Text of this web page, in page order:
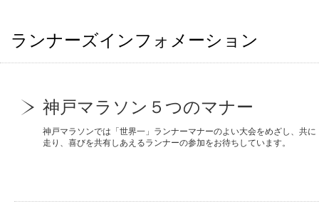
ランナーズインフォメーション
神戸マラソン５つのマナー
神戸マラソンでは「世界一」ランナーマナーのよい大会をめざし、共に
走り、喜びを共有しあえるランナーの参加をお待ちしています。